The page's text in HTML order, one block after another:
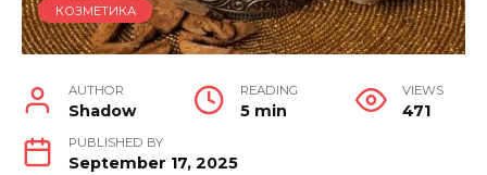
КОЗМЕТИКА
AUTHOR
Shadow
READING
5 min
VIEWS
471
PUBLISHED BY
September 17, 2025